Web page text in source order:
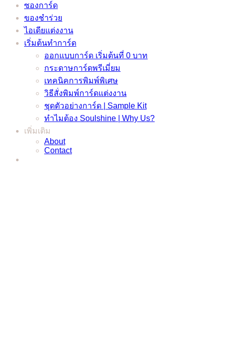
ซองการ์ด
ของชำร่วย
ไอเดียแต่งงาน
เริ่มต้นทำการ์ด
ออกแบบการ์ด เริ่มต้นที่ 0 บาท
กระดาษการ์ดพรีเมี่ยม
เทคนิคการพิมพ์พิเศษ
วิธีสั่งพิมพ์การ์ดแต่งงาน
ชุดตัวอย่างการ์ด | Sample Kit
ทำไมต้อง Soulshine | Why Us?
เพิ่มเติม
About
Contact